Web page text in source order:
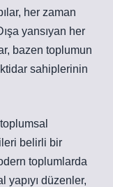
her zaman
yansıyan her
bazen toplumun
sahiplerinin
belirli bir
toplumlarda
yapıyı düzenler,